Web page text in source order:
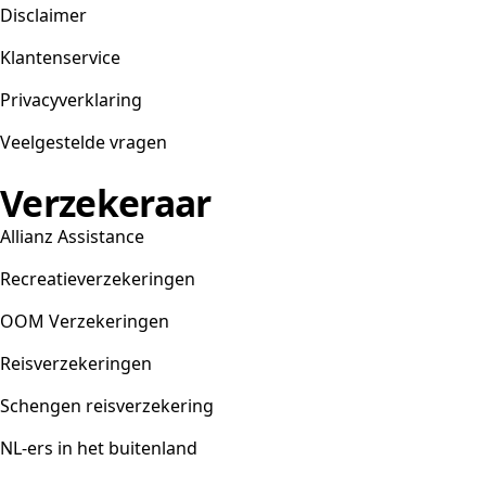
Disclaimer
Klantenservice
Privacyverklaring
Veelgestelde vragen
Verzekeraar
Allianz Assistance
Recreatieverzekeringen
OOM Verzekeringen
Reisverzekeringen
Schengen reisverzekering
NL-ers in het buitenland